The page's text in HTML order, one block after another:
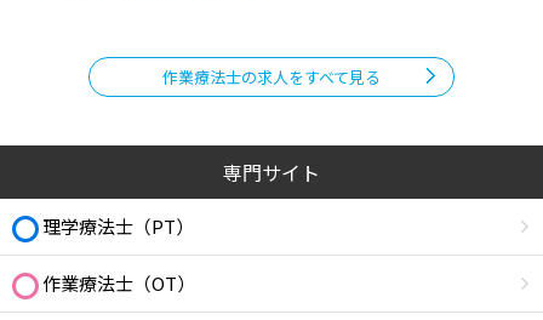
作業療法士の求人をすべて見る
専門サイト
理学療法士（PT）
作業療法士（OT）